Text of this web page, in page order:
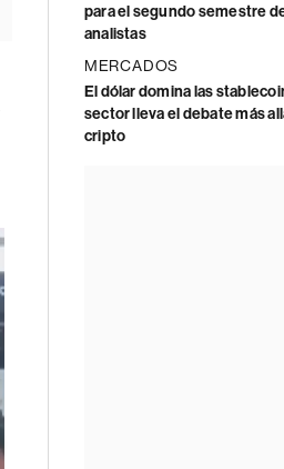
para el segundo semestre
analistas
MERCADOS
El dólar domina las
sector lleva el debate más
cripto